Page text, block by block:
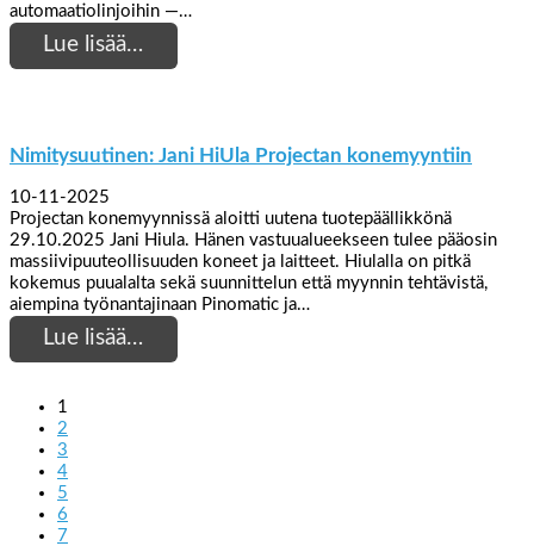
automaatiolinjoihin —…
Lue lisää…
Nimitysuutinen: Jani HiUla Projectan konemyyntiin
10-11-2025
Projectan konemyynnissä aloitti uutena tuotepäällikkönä
29.10.2025 Jani Hiula. Hänen vastuualueekseen tulee pääosin
massiivipuuteollisuuden koneet ja laitteet. Hiulalla on pitkä
kokemus puualalta sekä suunnittelun että myynnin tehtävistä,
aiempina työnantajinaan Pinomatic ja…
Lue lisää…
1
2
3
4
5
6
7